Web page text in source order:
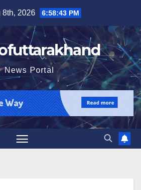
8th, 2026 6:58:44 PM
News Portal